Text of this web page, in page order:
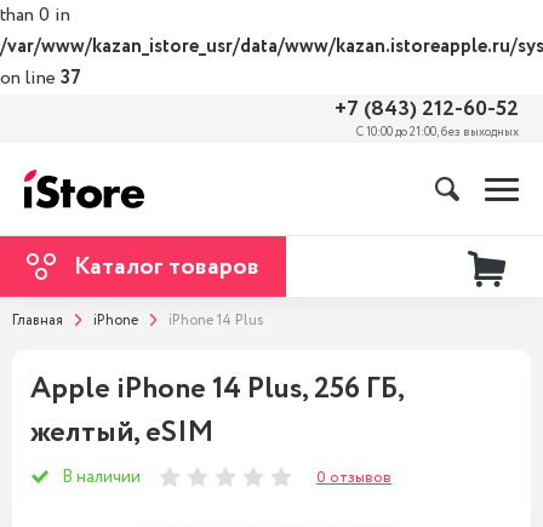
than 0 in
/var/www/kazan_istore_usr/data/www/kazan.istoreapple.ru/
on line 37
+7 (843) 212-60-52
С 10:00 до 21:00, без выходных
Каталог товаров
Главная iPhone iPhone 14 Plus
Apple iPhone 14 Plus, 256 ГБ,
желтый, eSIM
В наличии 0 отзывов